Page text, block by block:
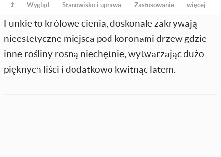
Wygląd Stanowisko i uprawa Zastosowanie więcej…
Funkie to królowe cienia, doskonale zakrywają
nieestetyczne miejsca pod koronami drzew gdzie
inne rośliny rosną niechętnie, wytwarzając dużo
pięknych liści i dodatkowo kwitnąc latem.